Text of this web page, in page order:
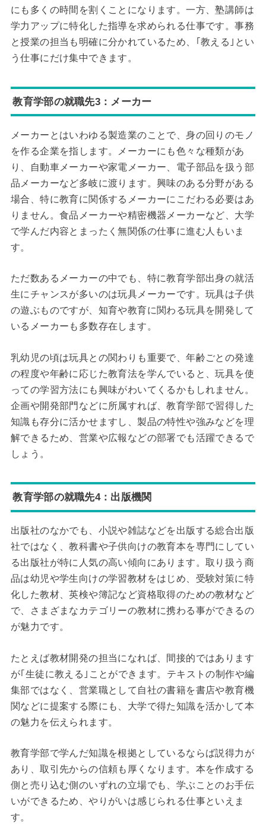
にも多くの時間を割くことになります。一方、塾講師は
学力アップに特化した指導を求められる仕事です。事務
と授業の担当も明確に分かれているため、｢教える｣とい
う仕事にだけ集中できます。
教育学部の就職先3：メーカー
メーカーとはいわゆる製造業のことで、身の回りのモノ
を作る企業を指します。メーカーにも色々な種類があ
り、自動車メーカーや家電メーカー、電子部品を扱う部
品メーカーなど多岐に渡ります。興味のある分野がある
場合、特に教育に関係するメーカーにこだわる必要はあ
りません。食品メーカーや精密機器メーカーなど、大学
で学んだ内容とまったく無関係の仕事に進む人もいま
す。
ただ数あるメーカーの中でも、特に教育学部出身の就活
生にチャンスが多いのは玩具メーカーです。玩具は子供
の遊ぶものですが、知育や教育に関わる玩具を開発して
いるメーカーも多数存在します。
乳幼児の頃は玩具との関わりも重要で、年齢ごとの発達
の程度や年齢に応じた教育法を学んでいると、玩具を使
っての学習方法にも興味がわいてくるかもしれません。
企画や開発部門などに所属すれば、教育学部で習得した
知識も存分に活かせますし、製品の特性や強みなどを理
解できるため、営業や広報などの部署でも活躍できるで
しょう。
教育学部の就職先4：出版機関
出版社のなかでも、小説や雑誌などを出版する総合出版
社ではなく、教科書や子供向けの教育本を専門にしてい
る出版社が特に人気の高い傾向にあります。取り扱う商
品は幼児や学生向けの学習教材をはじめ、受験対策に特
化した教材、英検や簿記など資格取得のための教材など
で、さまざまなカテゴリーの教材に携わる事ができるの
が魅力です。
たとえば教材開発の担当になれば、間接的ではあります
が｢生徒に教える｣ことができます。テキストの制作や編
集部ではなく、営業職として自社の書籍を書店や教育機
関などに提案する際にも、大学で得た知識を活かして本
の魅力を伝えられます。
教育学部で学んだ知識を根拠としているならば説得力が
あり、取引先からの信頼も厚くなります。本を作成する
側と売り込む側のいずれの立場でも、学ぶことのお手伝
いができるため、やりがいは感じられる仕事といえま
す。